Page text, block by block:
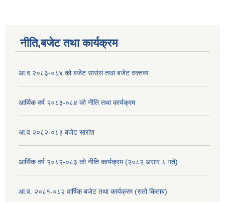
नीति,बजेट तथा कार्यक्रम
आ.व २०८३-०८४ को बजेट सारांस तथा बजेट वक्तव्य
आर्थिक वर्ष २०८३-०८४ को नीति तथा कार्यक्रम
आ.व २०८२-०८३ बजेट सारांश
आर्थिक वर्ष २०८२-०८३ को नीति कार्यक्रम (२०८२ असार ८ गते)
आ.व. २०८१-०८२ वार्षिक बजेट तथा कार्यक्रम (रातो किताब)